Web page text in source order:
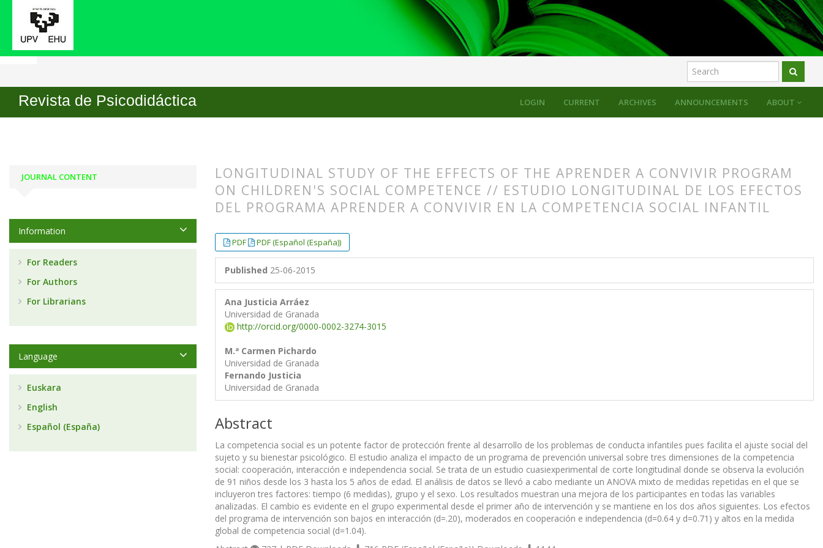
CURRENT ARCHIVES ANNOUNCEMENTS ABOUT
LOGIN
Revista de Psicodidáctica
Home Archives Vol. 20 No. 2 (2015) ARTICLES
LONGITUDINAL STUDY OF THE EFFECTS OF THE APRENDER A CONVIVIR PROGRAM
ON CHILDREN'S SOCIAL COMPETENCE // ESTUDIO LONGITUDINAL DE LOS EFECTOS
DEL PROGRAMA APRENDER A CONVIVIR EN LA COMPETENCIA SOCIAL INFANTIL
##plugins.themes.bootstrap3.article.main##
##plugins.themes.bootstrap3.article.sidebar##
PDF PDF (Español (España))
Published 25-06-2015
Ana Justicia Arráez
Universidad de Granada
http://orcid.org/0000-0002-3274-3015
M.ª Carmen Pichardo
Universidad de Granada
Fernando Justicia
Universidad de Granada
Abstract
La competencia social es un potente factor de protección frente al desarrollo de los problemas de conducta infantiles pues facilita el ajuste social del
sujeto y su bienestar psicológico. El estudio analiza el impacto de un programa de prevención universal sobre tres dimensiones de la competencia
social: cooperación, interacción e independencia social. Se trata de un estudio cuasiexperimental de corte longitudinal donde se observa la evolución
de 91 niños desde los 3 hasta los 5 años de edad. El análisis de datos se llevó a cabo mediante un ANOVA mixto de medidas repetidas en el que se
incluyeron tres factores: tiempo (6 medidas), grupo y el sexo. Los resultados muestran una mejora de los participantes en todas las variables
analizadas. El cambio es evidente en el grupo experimental desde el primer año de intervención y se mantiene en los dos años siguientes. Los efectos
del programa de intervención son bajos en interacción (d=.20), moderados en cooperación e independencia (d=0.64 y d=0.71) y altos en la medida
global de competencia social (d=1.04).
JOURNAL CONTENT
Information
For Readers
For Authors
For Librarians
Language
Euskara
English
Español (España)